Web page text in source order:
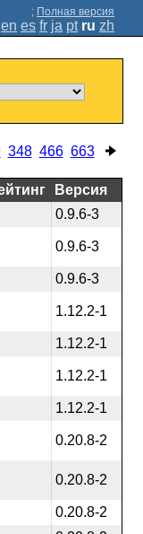
; Полная версия
en es fr ja pt ru zh
348 466 663
Версия
0.9.6-3
0.9.6-3
0.9.6-3
1.12.2-1
1.12.2-1
1.12.2-1
1.12.2-1
0.20.8-2
0.20.8-2
0.20.8-2